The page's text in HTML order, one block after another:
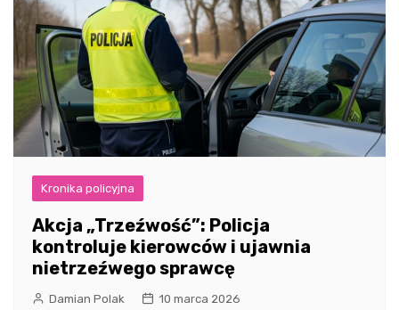
Kronika policyjna
Akcja „Trzeźwość”: Policja
kontroluje kierowców i ujawnia
nietrzeźwego sprawcę
Damian Polak 10 marca 2026